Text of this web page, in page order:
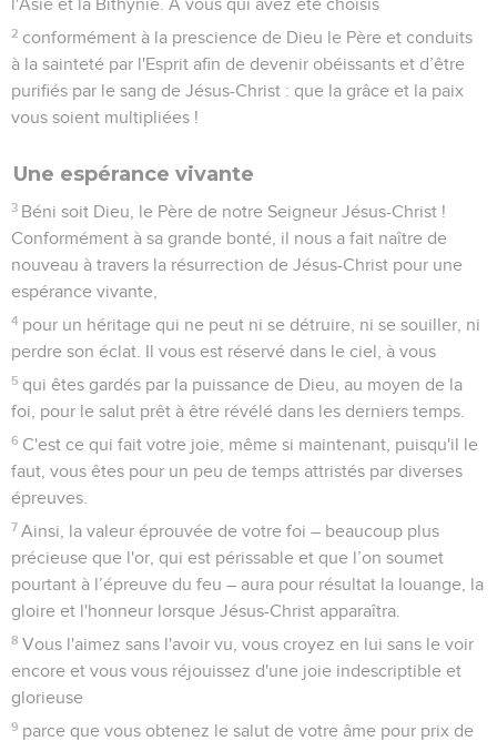
l'Asie et la Bithynie. A vous qui avez été choisis
2 conformément à la prescience de Dieu le Père et conduits
à la sainteté par l'Esprit afin de devenir obéissants et d’être
purifiés par le sang de Jésus-Christ : que la grâce et la paix
vous soient multipliées !
Une espérance vivante
3 Béni soit Dieu, le Père de notre Seigneur Jésus-Christ !
Conformément à sa grande bonté, il nous a fait naître de
nouveau à travers la résurrection de Jésus-Christ pour une
espérance vivante,
4 pour un héritage qui ne peut ni se détruire, ni se souiller, ni
perdre son éclat. Il vous est réservé dans le ciel, à vous
5 qui êtes gardés par la puissance de Dieu, au moyen de la
foi, pour le salut prêt à être révélé dans les derniers temps.
6 C'est ce qui fait votre joie, même si maintenant, puisqu'il le
faut, vous êtes pour un peu de temps attristés par diverses
épreuves.
7 Ainsi, la valeur éprouvée de votre foi – beaucoup plus
précieuse que l'or, qui est périssable et que l’on soumet
pourtant à l’épreuve du feu – aura pour résultat la louange, la
gloire et l'honneur lorsque Jésus-Christ apparaîtra.
8 Vous l'aimez sans l'avoir vu, vous croyez en lui sans le voir
encore et vous vous réjouissez d'une joie indescriptible et
glorieuse
9 parce que vous obtenez le salut de votre âme pour prix de